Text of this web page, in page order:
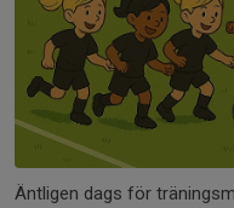
Äntligen dags för